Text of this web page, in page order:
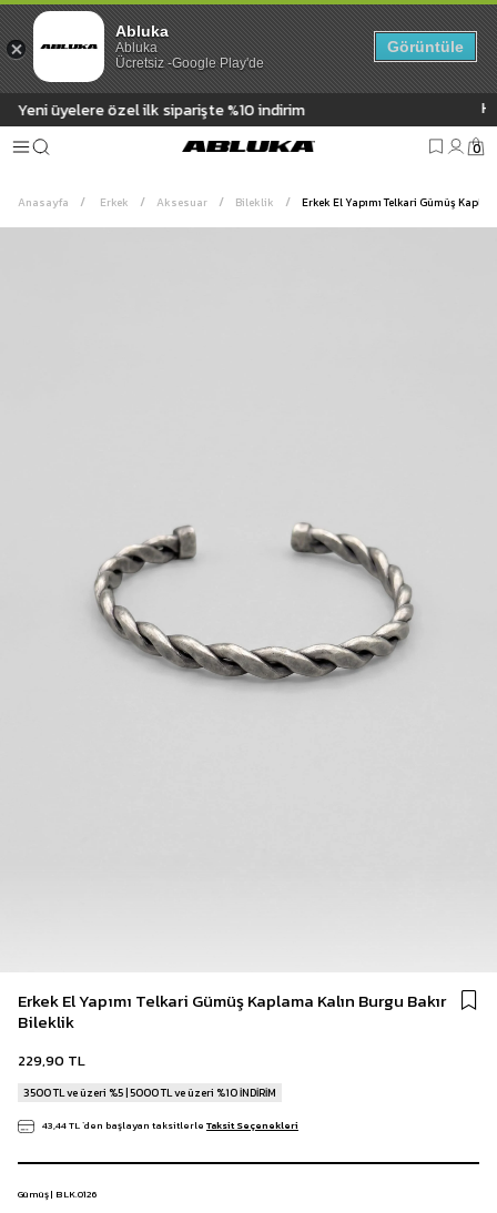
indirim Hızlı Teslimat | 3000₺ Üzeri
0
Anasayfa Erkek Aksesuar Bileklik Erkek El Yapımı Telkari Gümüş
Erkek El Yapımı Telkari Gümüş Kaplama Kalın Burgu Bakır
Bileklik
229,90 TL
3500 TL ve üzeri %5 | 5000 TL ve üzeri %10 İNDİRİM
43,44 TL`den başlayan taksitlerle Taksit Seçenekleri
Gümüş | BLK.0126
Abluka
Abluka
Ücretsiz -Google Play'de
Görüntüle